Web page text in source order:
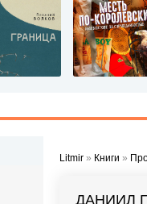
Litmir » Книги »
ДАНИИЛ